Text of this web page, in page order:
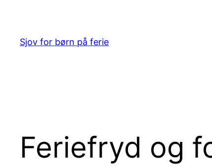
indhold
Sjov for børn på ferie
Feriefryd og